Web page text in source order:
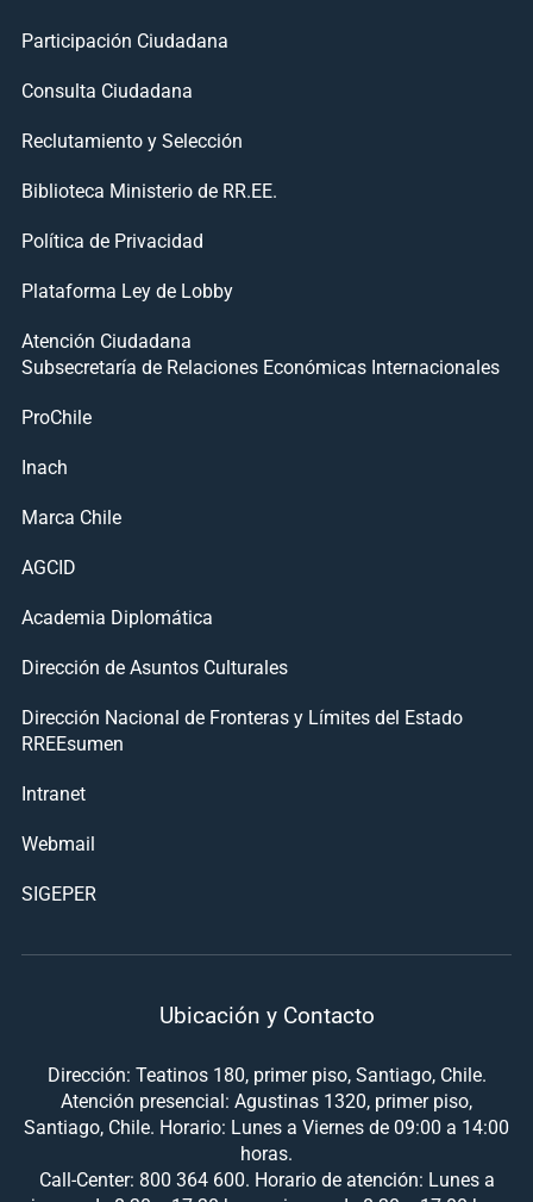
Participación Ciudadana
Consulta Ciudadana
Reclutamiento y Selección
Biblioteca Ministerio de RR.EE.
Política de Privacidad
Plataforma Ley de Lobby
Atención Ciudadana
Subsecretaría de Relaciones Económicas Internacionales
ProChile
Inach
Marca Chile
AGCID
Academia Diplomática
Dirección de Asuntos Culturales
Dirección Nacional de Fronteras y Límites del Estado
RREEsumen
Intranet
Webmail
SIGEPER
Ubicación y Contacto
Dirección: Teatinos 180, primer piso, Santiago, Chile.
Atención presencial: Agustinas 1320, primer piso,
Santiago, Chile. Horario: Lunes a Viernes de 09:00 a 14:00
horas.
Call-Center: 800 364 600. Horario de atención: Lunes a